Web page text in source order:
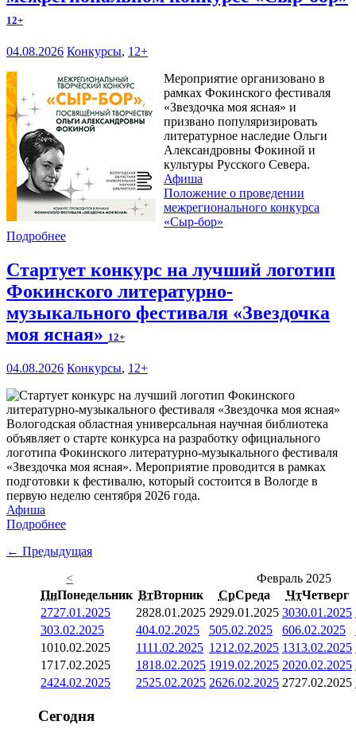
12+
04.08.2026 Конкурсы, 12+
Мероприятие организовано в
рамках Фокинского фестиваля
«Звездочка моя ясная» и
призвано популяризировать
литературное наследие Ольги
Александровны Фокиной и
культуры Русского Севера.
Афиша
Положение о проведении
межрегионального конкурса
«Сыр-бор»
Подробнее
Стартует конкурс на лучший логотип
Фокинского литературно-
музыкального фестиваля «Звездочка
моя ясная» 12+
04.08.2026 Конкурсы, 12+
Вологодская областная универсальная научная библиотека
объявляет о старте конкурса на разработку официального
логотипа Фокинского литературно-музыкального фестиваля
«Звездочка моя ясная». Мероприятие проводится в рамках
подготовки к фестивалю, который состоится в Вологде в
первую неделю сентября 2026 года.
Афиша
Подробнее
← Предыдущая
<
Февраль 2025
ПнПонедельник ВтВторник СрСреда ЧтЧетверг
2727.01.2025 2828.01.2025 2929.01.2025 3030.01.2025
303.02.2025 404.02.2025 505.02.2025 606.02.2025
1010.02.2025 1111.02.2025 1212.02.2025 1313.02.2025
1717.02.2025 1818.02.2025 1919.02.2025 2020.02.2025
2424.02.2025 2525.02.2025 2626.02.2025 2727.02.2025
Сегодня